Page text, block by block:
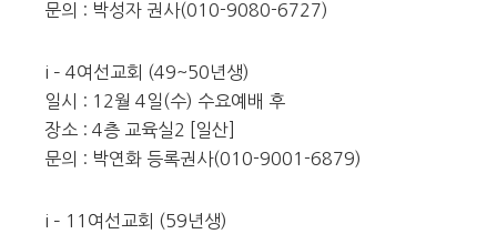
문의 : 박성자 권사(010-9080-6727)
i – 4여선교회 (49~50년생)
일시 : 12월 4일(수) 수요예배 후
장소 : 4층 교육실2 [일산]
문의 : 박연화 등록권사(010-9001-6879)
i – 11여선교회 (59년생)